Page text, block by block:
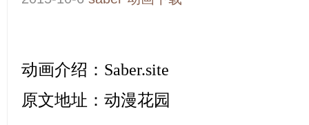
动画介绍： Saber.site
原文地址： 动漫花园